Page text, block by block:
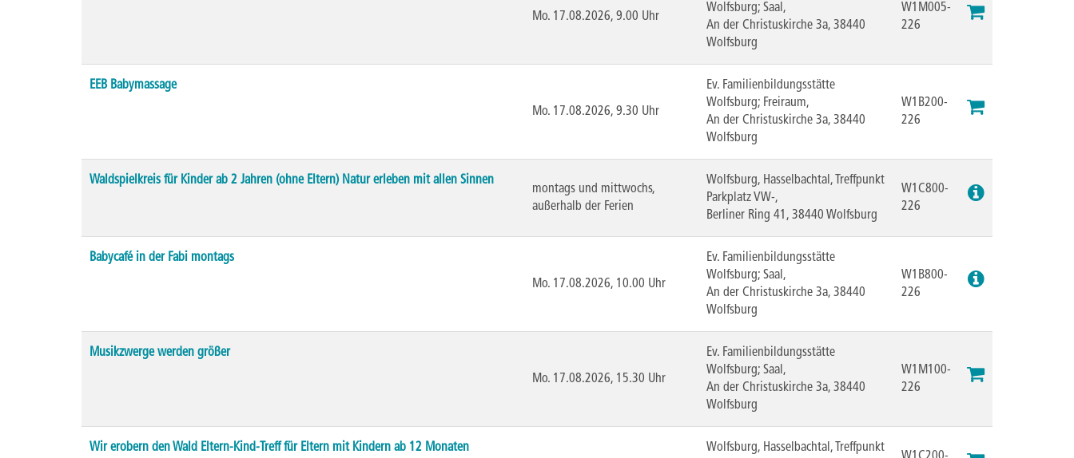
Mo. 17.08.2026, 9.00 Uhr
Wolfsburg; Saal,
An der Christuskirche 3a, 38440
Wolfsburg
W1M005-
226
EEB Babymassage
Mo. 17.08.2026, 9.30 Uhr
Ev. Familienbildungsstätte
Wolfsburg; Freiraum,
An der Christuskirche 3a, 38440
Wolfsburg
W1B200-
226
Waldspielkreis für Kinder ab 2 Jahren (ohne Eltern) Natur erleben mit allen Sinnen
montags und mittwochs,
außerhalb der Ferien
Wolfsburg, Hasselbachtal, Treffpunkt
Parkplatz VW-,
Berliner Ring 41, 38440 Wolfsburg
W1C800-
226
Babycafé in der Fabi montags
Mo. 17.08.2026, 10.00 Uhr
Ev. Familienbildungsstätte
Wolfsburg; Saal,
An der Christuskirche 3a, 38440
Wolfsburg
W1B800-
226
Musikzwerge werden größer
Mo. 17.08.2026, 15.30 Uhr
Ev. Familienbildungsstätte
Wolfsburg; Saal,
An der Christuskirche 3a, 38440
Wolfsburg
W1M100-
226
Wir erobern den Wald Eltern-Kind-Treff für Eltern mit Kindern ab 12 Monaten
Wolfsburg, Hasselbachtal, Treffpunkt